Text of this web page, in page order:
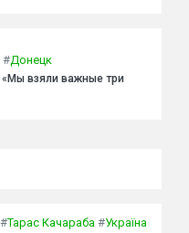
#Донецк
взяли важные три
#Тарас Качараба #Україна